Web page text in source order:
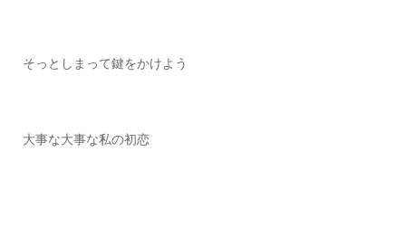
そっとしまって鍵をかけよう
大事な大事な私の初恋